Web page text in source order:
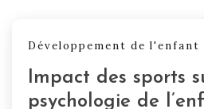
Développement de
Impact des sports
psychologie de